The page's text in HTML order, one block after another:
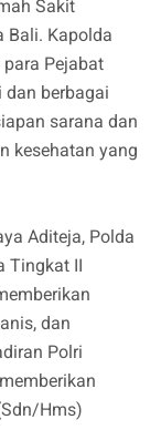
Sakit
Bali. Kapolda
Pejabat
berbagai
sarana dan
kesehatan yang
Aditeja, Polda
Tingkat II
dan
Polri
Hms)